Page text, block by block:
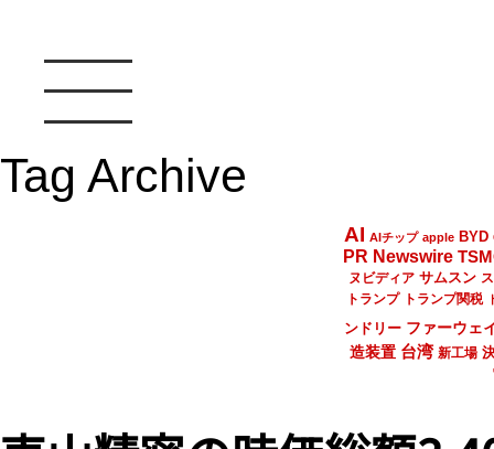
Tag Archive
AI AIチップ apple BYD
PR Newswire
ヌビディア サムスン
トランプ
トランプ関税
ンドリー ファーウェ
造装置 台湾 新工場